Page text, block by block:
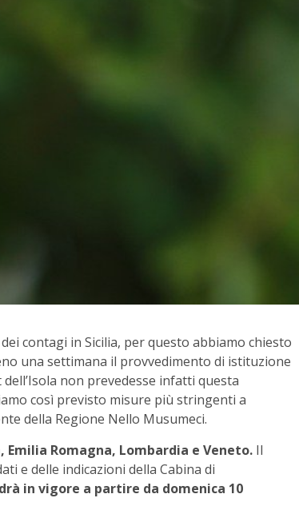
contagi in Sicilia, per questo abbiamo chiesto
una settimana il provvedimento di istituzione
non prevedesse infatti questa
così previsto misure più stringenti a
della Regione Nello Musumeci.
Emilia Romagna, Lombardia e Veneto. Il
e delle indicazioni della Cabina di
in vigore a partire da domenica 10